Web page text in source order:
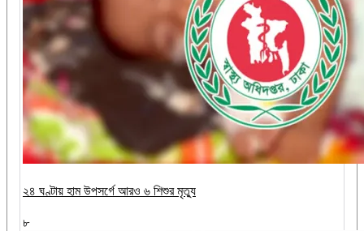
২৪ ঘণ্টায় হাম উপসর্গে আরও ৬ শিশুর মৃত্যু
৮